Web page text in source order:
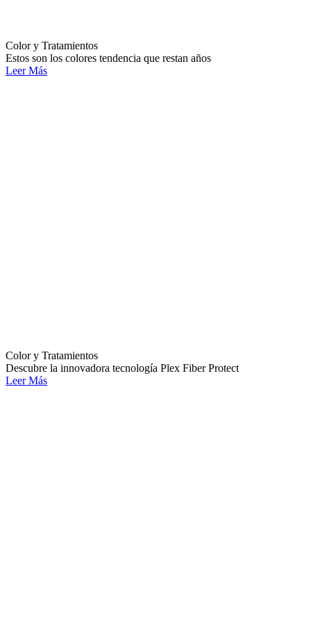
Color y Tratamientos
Estos son los colores tendencia que restan años
Leer Más
Color y Tratamientos
Descubre la innovadora tecnología Plex Fiber Protect
Leer Más